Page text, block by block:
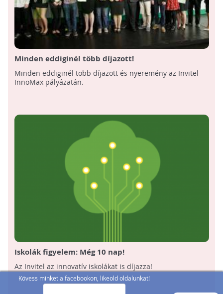
Kövess minket a facebookon, likeold oldalunkat!
Minden eddiginél több díjazott!
Minden eddiginél több díjazott és nyeremény az Invitel
InnoMax pályázatán.
Iskolák figyelem: Még 10 nap!
Az Invitel az innovatív iskolákat is díjazza!